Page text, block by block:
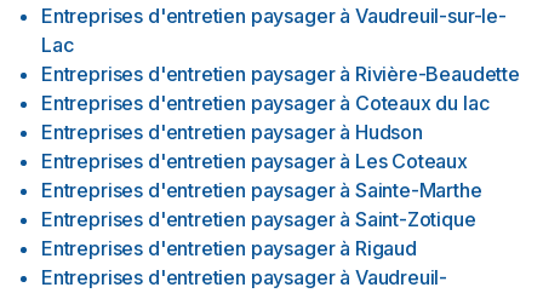
Entreprises d'entretien paysager à Vaudreuil-sur-le-
Lac
Entreprises d'entretien paysager à Rivière-Beaudette
Entreprises d'entretien paysager à Coteaux du lac
Entreprises d'entretien paysager à Hudson
Entreprises d'entretien paysager à Les Coteaux
Entreprises d'entretien paysager à Sainte-Marthe
Entreprises d'entretien paysager à Saint-Zotique
Entreprises d'entretien paysager à Rigaud
Entreprises d'entretien paysager à Vaudreuil-